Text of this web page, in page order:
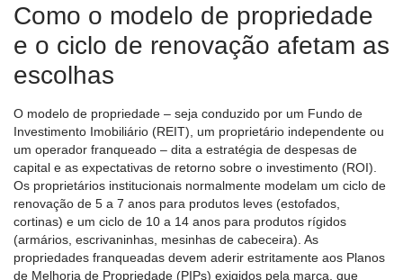
Como o modelo de propriedade
e o ciclo de renovação afetam as
escolhas
O modelo de propriedade – seja conduzido por um Fundo de
Investimento Imobiliário (REIT), um proprietário independente ou
um operador franqueado – dita a estratégia de despesas de
capital e as expectativas de retorno sobre o investimento (ROI).
Os proprietários institucionais normalmente modelam um ciclo de
renovação de 5 a 7 anos para produtos leves (estofados,
cortinas) e um ciclo de 10 a 14 anos para produtos rígidos
(armários, escrivaninhas, mesinhas de cabeceira). As
propriedades franqueadas devem aderir estritamente aos Planos
de Melhoria de Propriedade (PIPs) exigidos pela marca, que